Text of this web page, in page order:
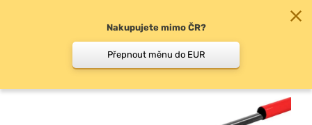
Nakupujete mimo ČR?
Přepnout měnu do EUR